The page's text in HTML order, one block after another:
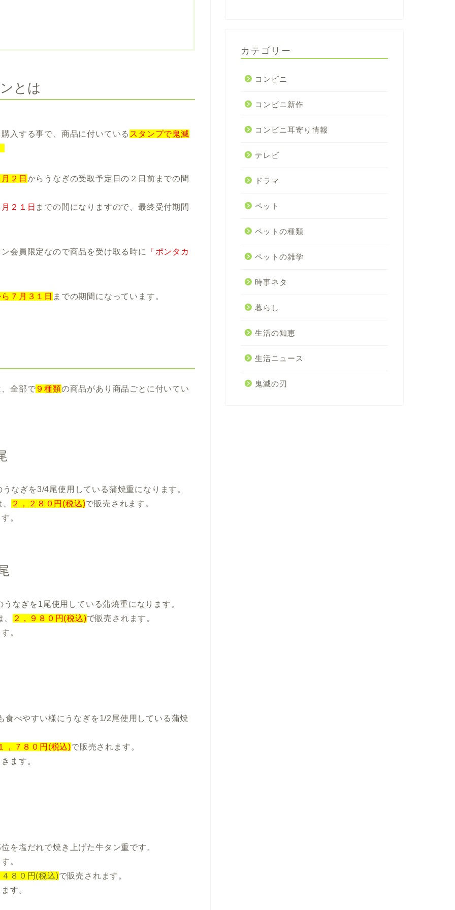
とは
入する事で、商品に付いている スタンプで鬼滅
２日 からうなぎの受取予定日の２日前までの間
２１日 までの間になりますので、最終受付期間
会員限定なので商品を受け取る時に 「ポンタカ
７月３１日 までの期間になっています。
全部で ９種類の商品があり商品ごとに付いてい
なぎを3/4尾使用している蒲焼重になります。
２，２８０円(税込)で販売されます。
。
なぎを1尾使用している蒲焼重になります。
２，９８０円(税込)で販売されます。
。
べやすい様にうなぎを1/2尾使用している蒲焼
，７８０円(税込)で販売されます。
ます。
を塩だれで焼き上げた牛タン重です。
。
８０円(税込)で販売されます。
す。
カテゴリー
コンビニ
コンビニ新作
コンビニ耳寄り情報
テレビ
ドラマ
ペット
ペットの種類
ペットの雑学
時事ネタ
暮らし
生活の知恵
生活ニュース
鬼滅の刃